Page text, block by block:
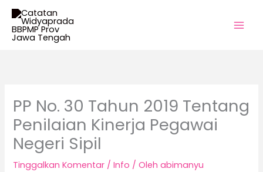
Lewati
konten
PP No. 30 Tahun 2019 Tentang
Penilaian Kinerja Pegawai
Negeri Sipil
Tinggalkan Komentar /Info / Olehabimanyu